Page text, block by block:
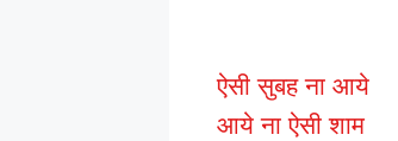
ऐसी सुबह ना आये
आये ना ऐसी शाम